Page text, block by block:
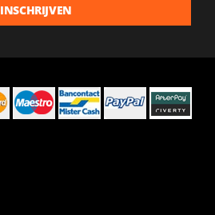
INSCHRIJVEN